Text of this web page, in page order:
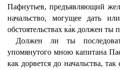
Пафнутьев, предъявляющий
начальство, могущее дать
обстоятельствах ка̀к должен ты
Должен ли ты
упомянутого мною капитана
как дорвется до начальства,